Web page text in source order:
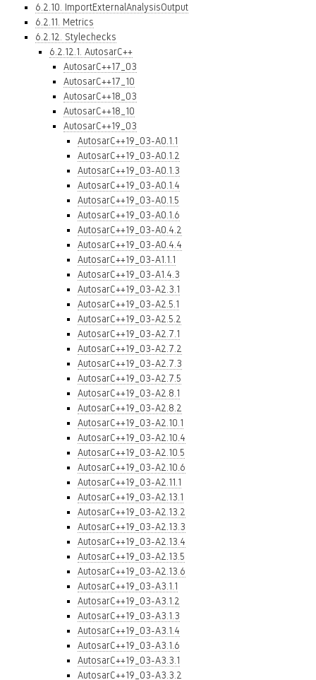
6.2.10. ImportExternalAnalysisOutput
6.2.11. Metrics
6.2.12. Stylechecks
6.2.12.1. AutosarC++
AutosarC++17_03
AutosarC++17_10
AutosarC++18_03
AutosarC++18_10
AutosarC++19_03
AutosarC++19_03-A0.1.1
AutosarC++19_03-A0.1.2
AutosarC++19_03-A0.1.3
AutosarC++19_03-A0.1.4
AutosarC++19_03-A0.1.5
AutosarC++19_03-A0.1.6
AutosarC++19_03-A0.4.2
AutosarC++19_03-A0.4.4
AutosarC++19_03-A1.1.1
AutosarC++19_03-A1.4.3
AutosarC++19_03-A2.3.1
AutosarC++19_03-A2.5.1
AutosarC++19_03-A2.5.2
AutosarC++19_03-A2.7.1
AutosarC++19_03-A2.7.2
AutosarC++19_03-A2.7.3
AutosarC++19_03-A2.7.5
AutosarC++19_03-A2.8.1
AutosarC++19_03-A2.8.2
AutosarC++19_03-A2.10.1
AutosarC++19_03-A2.10.4
AutosarC++19_03-A2.10.5
AutosarC++19_03-A2.10.6
AutosarC++19_03-A2.11.1
AutosarC++19_03-A2.13.1
AutosarC++19_03-A2.13.2
AutosarC++19_03-A2.13.3
AutosarC++19_03-A2.13.4
AutosarC++19_03-A2.13.5
AutosarC++19_03-A2.13.6
AutosarC++19_03-A3.1.1
AutosarC++19_03-A3.1.2
AutosarC++19_03-A3.1.3
AutosarC++19_03-A3.1.4
AutosarC++19_03-A3.1.6
AutosarC++19_03-A3.3.1
AutosarC++19_03-A3.3.2